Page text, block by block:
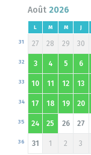
Août 2026
L M M J
27
31 28 29 30
3
32 4 5 6
10
33 11 12 13
17
34 18 19 20
24
35 25 26 27
31
36 1 2 3